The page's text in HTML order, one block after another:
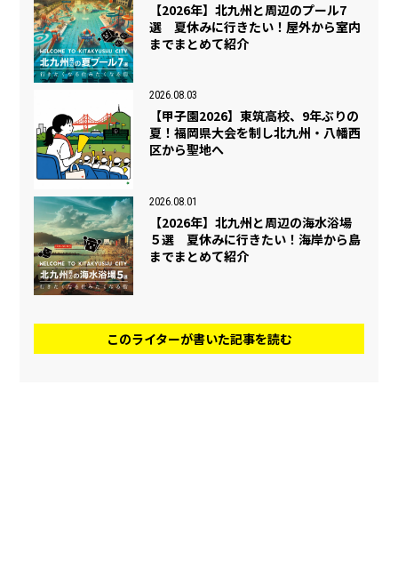
【2026年】北九州と周辺のプール7
選 夏休みに行きたい！屋外から室内
までまとめて紹介
2026.08.03
【甲子園2026】東筑高校、9年ぶりの
夏！福岡県大会を制し北九州・八幡西
区から聖地へ
2026.08.01
【2026年】北九州と周辺の海水浴場
５選 夏休みに行きたい！海岸から島
までまとめて紹介
このライターが書いた記事を読む